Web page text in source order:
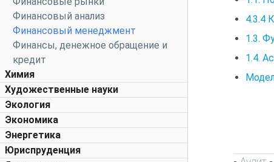
Финансовый анализ
Финансовый менеджмент
Финансы, денежное обращение и
кредит
Химия
Художественные науки
Экология
Экономика
Энергетика
Юриспруденция
4.3.4
1.3.
1.4.